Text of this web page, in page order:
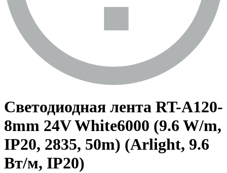
Светодиодная лента RT-A120-
8mm 24V White6000 (9.6 W/m,
IP20, 2835, 50m) (Arlight, 9.6
Вт/м, IP20)